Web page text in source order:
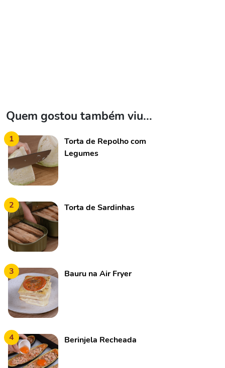
Quem gostou também viu...
1
Torta de Repolho com
Legumes
2 Torta de Sardinhas
3 Bauru na Air Fryer
4 Berinjela Recheada